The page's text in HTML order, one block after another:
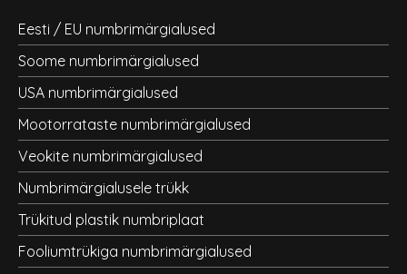
Eesti / EU numbrimärgialused
Soome numbrimärgialused
USA numbrimärgialused
Mootorrataste numbrimärgialused
Veokite numbrimärgialused
Numbrimärgialusele trükk
Trükitud plastik numbriplaat
Fooliumtrükiga numbrimärgialused